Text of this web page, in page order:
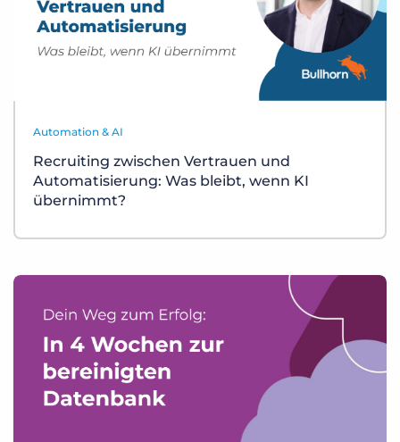
Automation & AI
Recruiting zwischen Vertrauen und
Automatisierung: Was bleibt, wenn KI
übernimmt?